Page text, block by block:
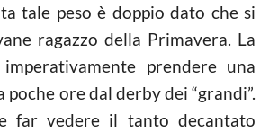
tale peso è doppio dato che si
ragazzo della Primavera. La
prendere una
poche ore dal derby dei “grandi”.
far vedere il tanto decantato